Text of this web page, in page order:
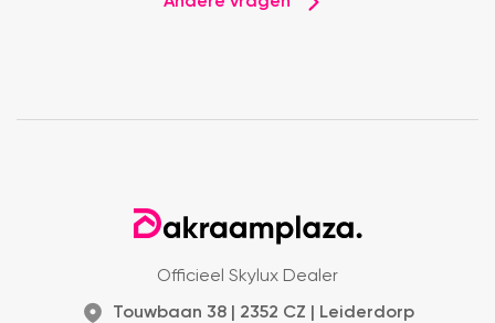
Officieel Skylux Dealer
Touwbaan 38 | 2352 CZ | Leiderdorp